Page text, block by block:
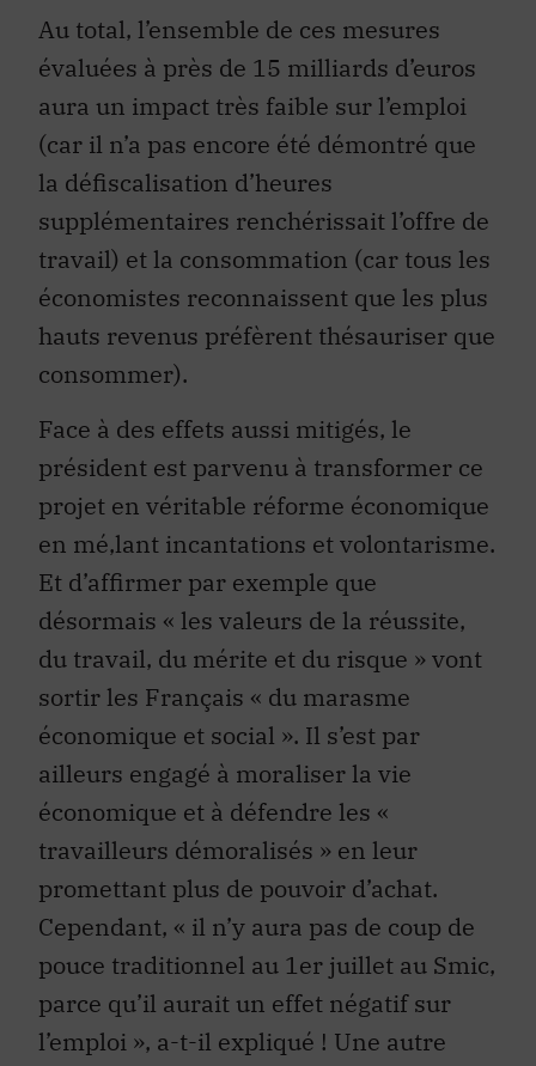
évaluées à près de 15 milliards d’euros
aura un impact très faible sur l’emploi
(car il n’a pas encore été démontré que
la défiscalisation d’heures
supplémentaires renchérissait l’offre de
travail) et la consommation (car tous les
économistes reconnaissent que les plus
hauts revenus préfèrent thésauriser que
consommer).
Face à des effets aussi mitigés, le
président est parvenu à transformer ce
projet en véritable réforme économique
en mé‚lant incantations et volontarisme.
Et d’affirmer par exemple que
désormais « les valeurs de la réussite,
du travail, du mérite et du risque » vont
sortir les Français « du marasme
économique et social ». Il s’est par
ailleurs engagé à moraliser la vie
économique et à défendre les «
travailleurs démoralisés » en leur
promettant plus de pouvoir d’achat.
Cependant, « il n’y aura pas de coup de
pouce traditionnel au 1er juillet au Smic,
parce qu’il aurait un effet négatif sur
l’emploi », a-t-il expliqué ! Une autre
solution aurait-elle pu consister à